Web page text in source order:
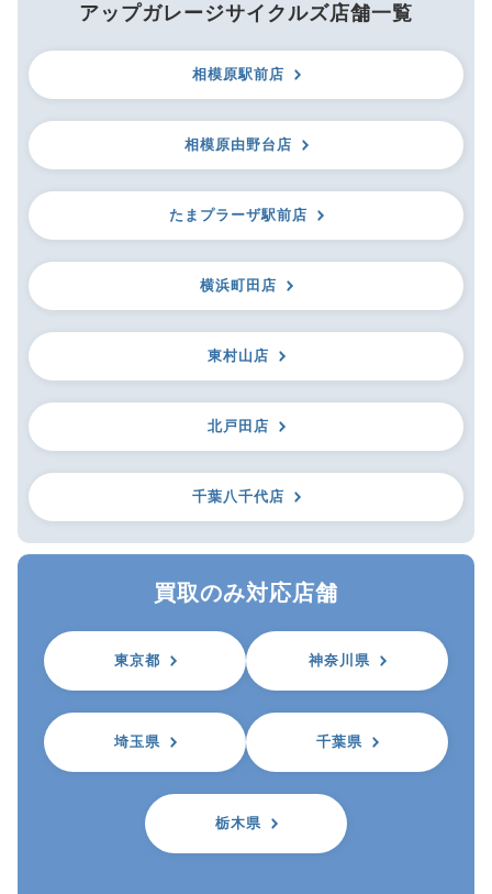
アップガレージサイクルズ店舗一覧
相模原駅前店
相模原由野台店
たまプラーザ駅前店
横浜町田店
東村山店
北戸田店
千葉八千代店
買取のみ対応店舗
東京都 神奈川県
埼玉県 千葉県
栃木県